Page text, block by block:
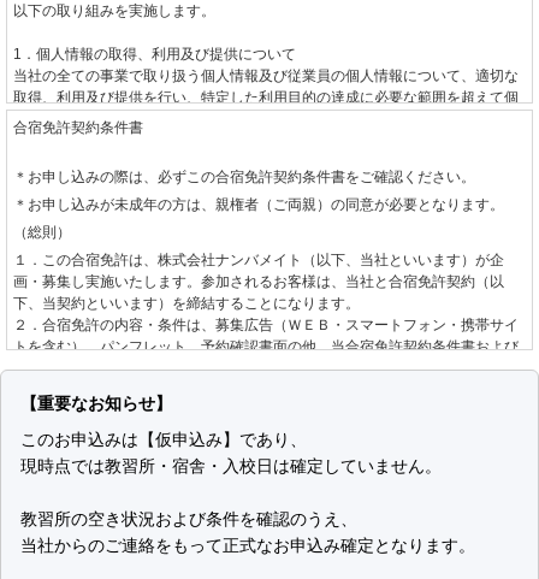
以下の取り組みを実施します。
1．個人情報の取得、利用及び提供について
当社の全ての事業で取り扱う個人情報及び従業員の個人情報について、適切な
取得、利用及び提供を行い、特定した利用目的の達成に必要な範囲を超えて個
人情報を取り扱うことはありません。利用目的を超えて個人情報の取り扱いを
2．個人情報に関する法令や指針、規範について
個人情報に関する法令・国が定める指針その他の規範を守ります。
3．個人情報の安全管理について
個人情報への不正アクセスや、個人情報の漏えい、紛失、破壊、改ざん等に対
して、合理的な防止並びに是正措置を行います。
4．個人情報に関する苦情及び相談について
5．個人情報保護の取り組み（個人情報保護マネジメントシステム）について
す。
制定日 2001年6月1日
株式会社ナンバメイト
代表取締役 時野 学
合宿免許契約条件書
＊お申し込みの際は、必ずこの合宿免許契約条件書をご確認ください。
＊お申し込みが未成年の方は、親権者（ご両親）の同意が必要となります。
（総則）
１．この合宿免許は、株式会社ナンバメイト（以下、当社といいます）が企
画・募集し実施いたします。参加されるお客様は、当社と合宿免許契約（以
下、当契約といいます）を締結することになります。
２．合宿免許の内容・条件は、募集広告（ＷＥＢ・スマートフォン・携帯サイ
トを含む）、パンフレット、予約確認書面の他、当合宿免許契約条件書および
標準旅行業約款募集企画旅行契約の部によります。
（お申し込みとご契約の成立）
の希望を承り、道路交通法、自動車教習所個別規約、空席状況を確認し、当社
が手配を承諾する旨をお客様へ回答した後、お客様からお申し込みをいただき
ただきます。
２．お申し込み後、当社が指定する期日までにお客様が申込金または教習料金
全額をお支払いいただいた場合に当契約の成立として取り扱います。「お客様
【重要なお知らせ】
このお申込みは【仮申込み】であり、
現時点では教習所・宿舎・入校日は確定していません。
教習所の空き状況および条件を確認のうえ、
当社からのご連絡をもって正式なお申込み確定となります。